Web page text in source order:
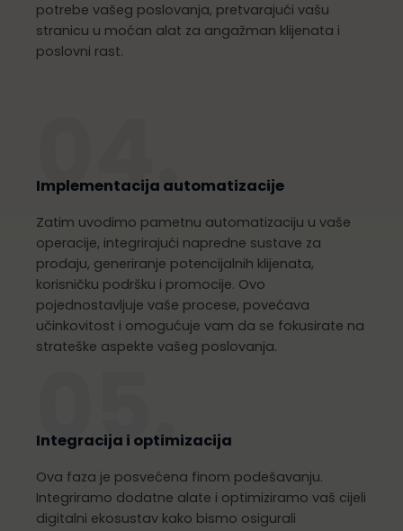
potrebe vašeg poslovanja, pretvarajući vašu
stranicu u moćan alat za angažman klijenata i
poslovni rast.
04.
Implementacija automatizacije
Zatim uvodimo pametnu automatizaciju u vaše
operacije, integrirajući napredne sustave za
prodaju, generiranje potencijalnih klijenata,
korisničku podršku i promocije. Ovo
pojednostavljuje vaše procese, povećava
učinkovitost i omogućuje vam da se fokusirate na
strateške aspekte vašeg poslovanja.
05.
Integracija i optimizacija
Ova faza je posvećena finom podešavanju.
Integriramo dodatne alate i optimiziramo vaš cijeli
digitalni ekosustav kako bismo osigurali